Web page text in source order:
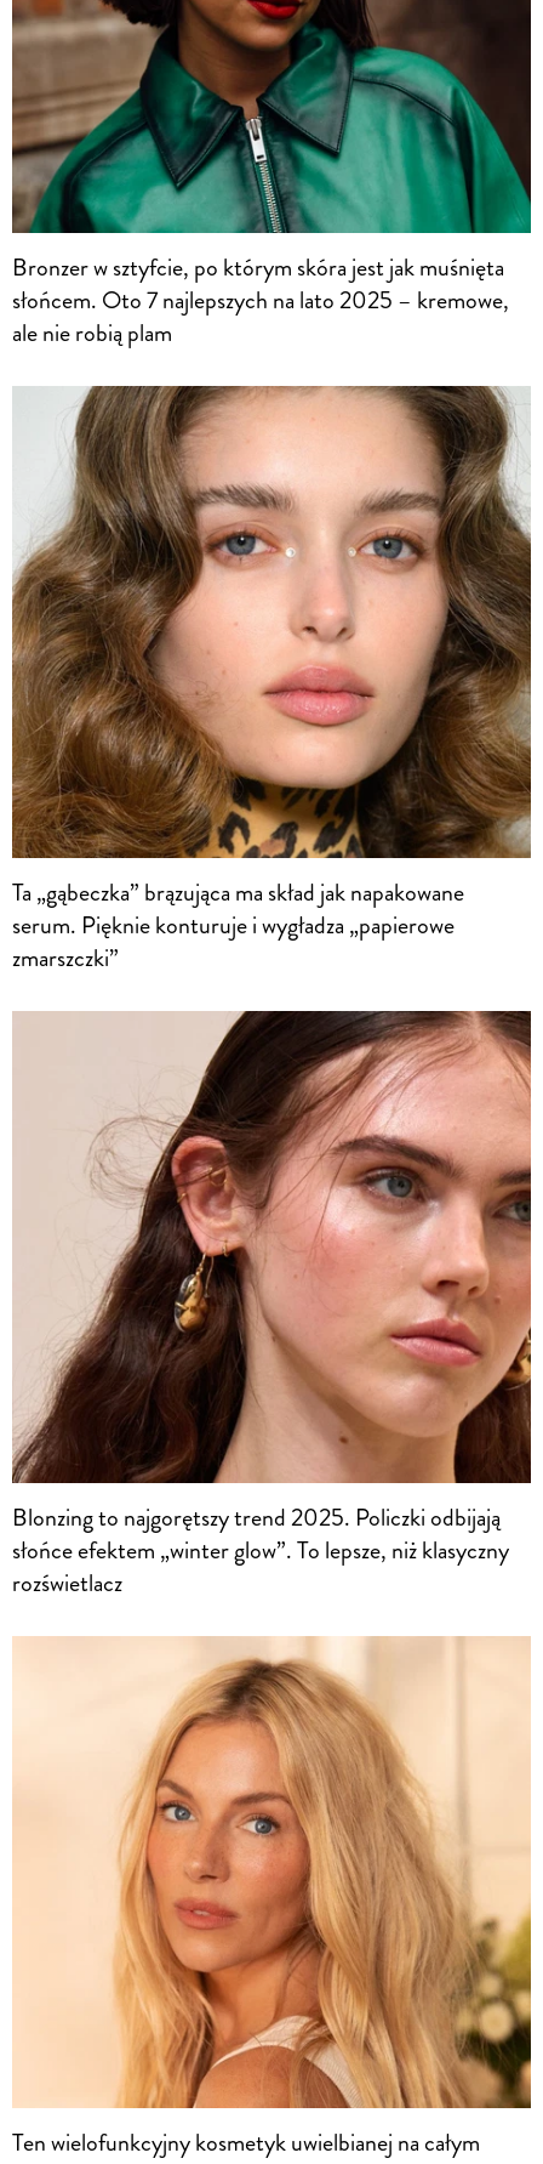
Bronzer w sztyfcie, po którym skóra jest jak muśnięta
słońcem. Oto 7 najlepszych na lato 2025 – kremowe,
ale nie robią plam
Ta „gąbeczka” brązująca ma skład jak napakowane
serum. Pięknie konturuje i wygładza „papierowe
zmarszczki”
Blonzing to najgorętszy trend 2025. Policzki odbijają
słońce efektem „winter glow”. To lepsze, niż klasyczny
rozświetlacz
Ten wielofunkcyjny kosmetyk uwielbianej na całym